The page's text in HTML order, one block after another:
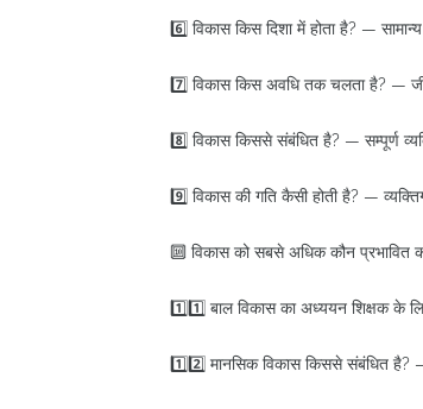
6️⃣ विकास किस दिशा में होता है? —
7️⃣ विकास किस अवधि तक चलता है? —
8️⃣ विकास किससे संबंधित है? — सम्पूर्ण
9️⃣ विकास की गति कैसी होती है? —
🔟 विकास को सबसे अधिक कौन प्रभावित
1️⃣1️⃣ बाल विकास का अध्ययन शिक्षक
1️⃣2️⃣ मानसिक विकास किससे संबंधित है?